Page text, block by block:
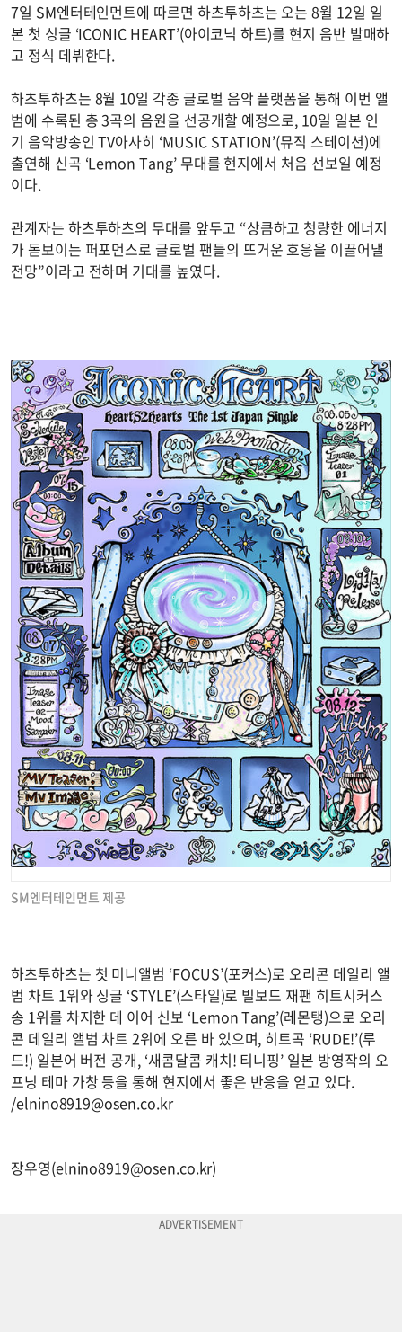
7일 SM엔터테인먼트에 따르면 하츠투하츠는 오는 8월 12일 일
본 첫 싱글 ‘ICONIC HEART’(아이코닉 하트)를 현지 음반 발매하
고 정식 데뷔한다.
하츠투하츠는 8월 10일 각종 글로벌 음악 플랫폼을 통해 이번 앨
범에 수록된 총 3곡의 음원을 선공개할 예정으로, 10일 일본 인
기 음악방송인 TV아사히 ‘MUSIC STATION’(뮤직 스테이션)에
출연해 신곡 ‘Lemon Tang’ 무대를 현지에서 처음 선보일 예정
이다.
관계자는 하츠투하츠의 무대를 앞두고 “상큼하고 청량한 에너지
가 돋보이는 퍼포먼스로 글로벌 팬들의 뜨거운 호응을 이끌어낼
전망”이라고 전하며 기대를 높였다.
SM엔터테인먼트 제공
하츠투하츠는 첫 미니앨범 ‘FOCUS’(포커스)로 오리콘 데일리 앨
범 차트 1위와 싱글 ‘STYLE’(스타일)로 빌보드 재팬 히트시커스
송 1위를 차지한 데 이어 신보 ‘Lemon Tang’(레몬탱)으로 오리
콘 데일리 앨범 차트 2위에 오른 바 있으며, 히트곡 ‘RUDE!’(루
드!) 일본어 버전 공개, ‘새콤달콤 캐치! 티니핑’ 일본 방영작의 오
프닝 테마 가창 등을 통해 현지에서 좋은 반응을 얻고 있다.
/elnino8919@osen.co.kr
장우영(elnino8919@osen.co.kr)